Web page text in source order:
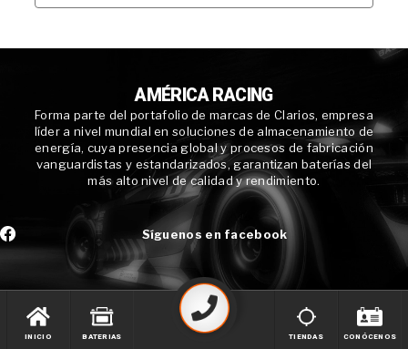
AMÉRICA RACING
Forma parte del portafolio de marcas de Clarios, empresa
líder a nivel mundial en soluciones de almacenamiento de
energía, cuya presencia global y procesos de fabricación
vanguardistas y estandarizados, garantizan baterías del
más alto nivel de calidad y rendimiento.
Síguenos en facebook
INICIO BATERIAS TIENDAS CONÓCENOS